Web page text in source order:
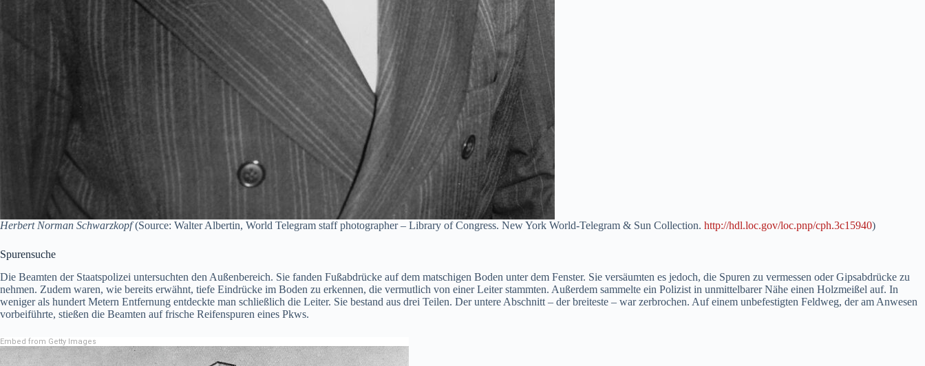
Herbert Norman Schwarzkopf(Source: Walter Albertin, World Telegram staff photographer – Library of Congress. New York World-Telegram & Sun Collection. http://hdl.loc.gov/loc.pnp/cph.3c15940)
Spurensuche
Die Beamten der Staatspolizei untersuchten den Außenbereich. Sie fanden Fußabdrücke auf dem matschigen Boden unter dem Fenster. Sie versäumten es jedoch, die Spuren zu vermessen oder Gipsabdrücke zu
nehmen. Zudem waren, wie bereits erwähnt, tiefe Eindrücke im Boden zu erkennen, die vermutlich von einer Leiter stammten. Außerdem sammelte ein Polizist in unmittelbarer Nähe einen Holzmeißel auf. In
weniger als hundert Metern Entfernung entdeckte man schließlich die Leiter. Sie bestand aus drei Teilen. Der untere Abschnitt – der breiteste – war zerbrochen. Auf einem unbefestigten Feldweg, der am Anwesen
vorbeiführte, stießen die Beamten auf frische Reifenspuren eines Pkws.
Embed from Getty Images